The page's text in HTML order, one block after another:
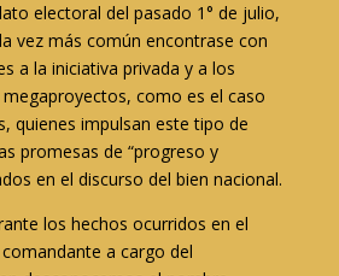
electoral del pasado 1° de julio,
vez más común encontrase con
a la iniciativa privada y a los
como es el caso
quienes impulsan este tipo de
promesas de “progreso y
en el discurso del bien nacional.
los hechos ocurridos en el
a cargo del